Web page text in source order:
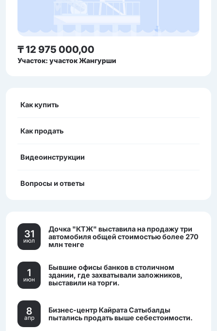
₸ 12 975 000,00
Участок: участок Жангурши
Как купить
Как продать
Видеоинструкции
Вопросы и ответы
31
июл
Дочка "КТЖ" выставила на продажу три
автомобиля общей стоимостью более 270
млн тенге
1
июн
Бывшие офисы банков в столичном
здании, где захватывали заложников,
выставили на торги.
8
апр
Бизнес-центр Кайрата Сатыбалды
пытались продать выше себестоимости.